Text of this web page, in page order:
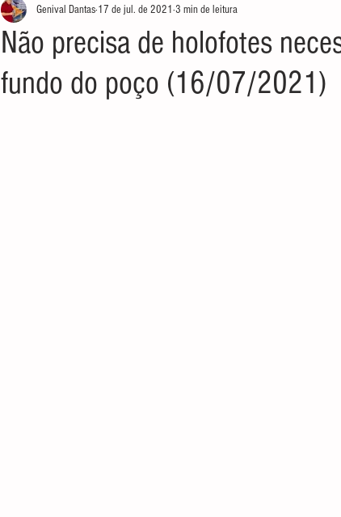
Não precisa de holofotes
fundo do poço (16/07/2021)
Genival Dantas 17 de jul. de 2021 3 min de leitura